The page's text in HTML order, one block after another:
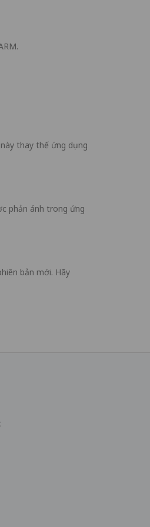
thay thế ứng dụng
phản ánh trong ứng
bản mới. Hãy